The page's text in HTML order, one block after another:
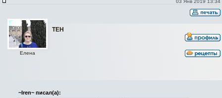
03 Янв 2019 13:34
ТЕН
Елена
~Iren~ писал(а):